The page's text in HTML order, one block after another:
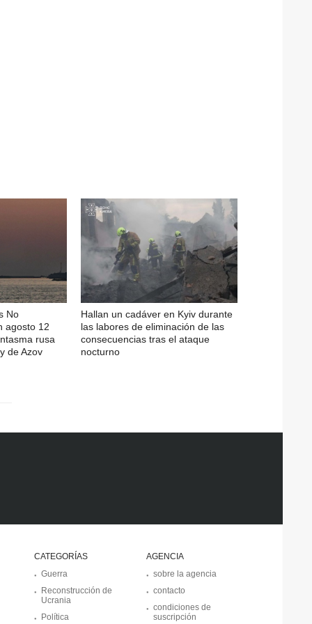
No
agosto 12
rusa
de Azov
Hallan un cadáver en Kyiv durante
las labores de eliminación de las
consecuencias tras el ataque
nocturno
CATEGORÍAS
Guerra
Reconstrucción de
Ucrania
Política
AGENCIA
sobre la agencia
contacto
condiciones de
suscripción